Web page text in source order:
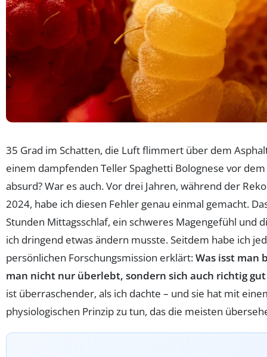
35 Grad im Schatten, die Luft flimmert über dem
einem dampfenden Teller Spaghetti Bolognese vor
absurd? War es auch. Vor drei Jahren, während der
2024, habe ich diesen Fehler genau einmal gemacht.
Stunden Mittagsschlaf, ein schweres Magengefühl und
ich dringend etwas ändern musste. Seitdem habe ich
persönlichen Forschungsmission erklärt:Was isst man
man nicht nur überlebt, sondern sich auch richtig
ist überraschender, als ich dachte – und sie hat mit
physiologischen Prinzip zu tun, das die meisten